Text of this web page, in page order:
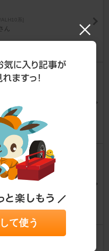
ALH10系]
ん
クサスRX 手編みカラ
球屋 イルミネーショ
シルフィード） / IK
て使う